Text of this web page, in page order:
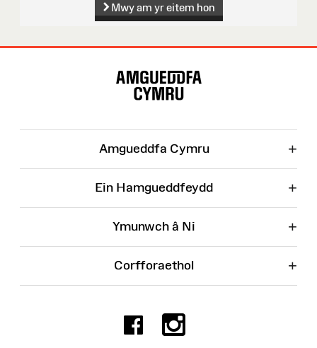
Mwy am yr eitem hon
Amgueddfa Cymru +
Ein Hamgueddfeydd +
Ymunwch â Ni +
Corfforaethol +
Facebook